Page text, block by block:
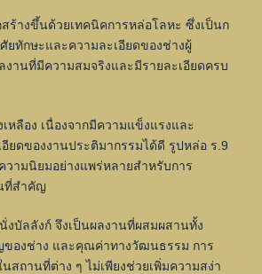
ร้างขึ้นด้วยเทคนิคการหล่อโลหะ ซึ่งเป็นก
ยทักษะและความละเอียดของช่างผู้
งานที่มีความสมจริงและมีรายละเอียดครบ
หลือง เนื่องจากมีความแข็งแรงและ
อียดของงานประติมากรรมได้ดี รูปหล่อ ร.9
วามนิยมอย่างแพร่หลายสำหรับการ
ที่สำคัญ
งบัลลังก์ จึงเป็นผลงานที่ผสมผสานทั้ง
องช่าง และคุณค่าทางวัฒนธรรม การ
สถานที่ต่าง ๆ ไม่เพียงช่วยเพิ่มความสง่า